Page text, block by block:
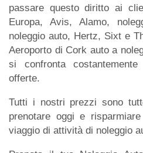
passare questo diritto ai
Europa, Avis, Alamo,
noleggio auto, Hertz, Sixt e
Aeroporto di Cork auto a
si confronta
offerte.
Tutti i nostri prezzi sono
prenotare oggi e
viaggio di attività di noleggio